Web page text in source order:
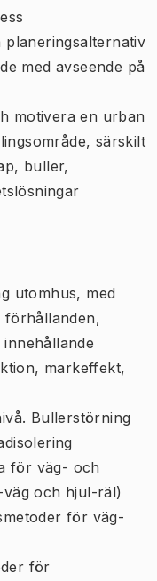
med avseende på
motivera en urban
särskilt
buller,
utomhus, med
förhållanden,
markeffekt,
Bullerstörning
för väg- och
och hjul-räl)
för väg-
för